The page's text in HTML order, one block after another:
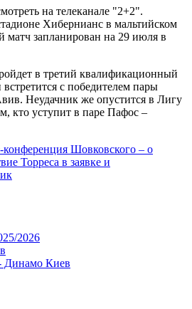
на телеканале "2+2".
Хибернианс в мальтийском
матч запланирован на 29 июля в
в третий квалификационный
с победителем пары
Неудачник же опустится в Лигу
кто уступит в паре Пафос –
Шовковского – о
Торреса в заявке и
2026
Динамо Киев